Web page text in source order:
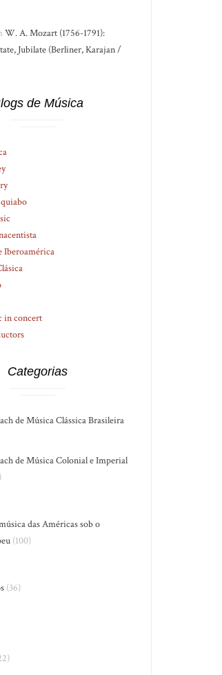
W. A. Mozart (1756-1791):
Jubilate (Berliner, Karajan /
de Música
Iberoamérica
in concert
Categorias
de Música Clássica Brasileira
de Música Colonial e Imperial
das Américas sob o
(100)
(36)